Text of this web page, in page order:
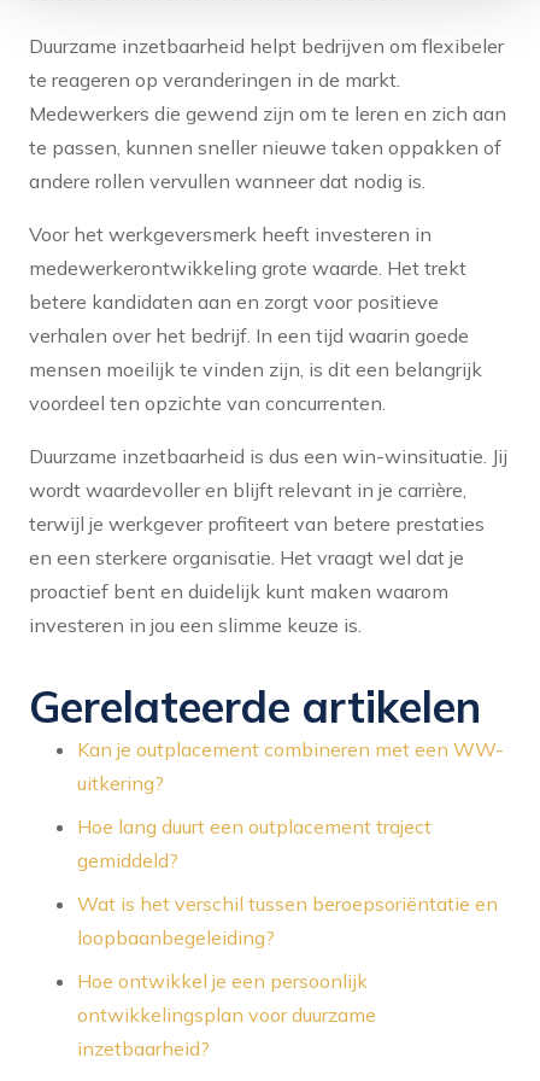
Duurzame inzetbaarheid helpt bedrijven om flexibeler
te reageren op veranderingen in de markt.
Medewerkers die gewend zijn om te leren en zich aan
te passen, kunnen sneller nieuwe taken oppakken of
andere rollen vervullen wanneer dat nodig is.
Voor het werkgeversmerk heeft investeren in
medewerkerontwikkeling grote waarde. Het trekt
betere kandidaten aan en zorgt voor positieve
verhalen over het bedrijf. In een tijd waarin goede
mensen moeilijk te vinden zijn, is dit een belangrijk
voordeel ten opzichte van concurrenten.
Duurzame inzetbaarheid is dus een win-winsituatie. Jij
wordt waardevoller en blijft relevant in je carrière,
terwijl je werkgever profiteert van betere prestaties
en een sterkere organisatie. Het vraagt wel dat je
proactief bent en duidelijk kunt maken waarom
investeren in jou een slimme keuze is.
Gerelateerde artikelen
Kan je outplacement combineren met een WW-
uitkering?
Hoe lang duurt een outplacement traject
gemiddeld?
Wat is het verschil tussen beroepsoriëntatie en
loopbaanbegeleiding?
Hoe ontwikkel je een persoonlijk
ontwikkelingsplan voor duurzame
inzetbaarheid?